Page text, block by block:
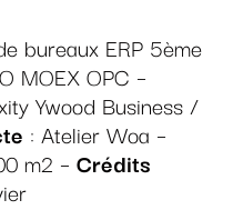
bureaux ERP 5ème
MOEX OPC –
Ywood Business /
: Atelier Woa –
m2 – Crédits